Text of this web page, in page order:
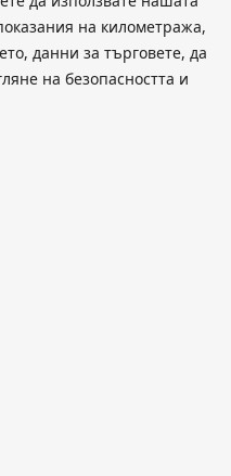
на километража,
данни за търговете, да
на безопасността и